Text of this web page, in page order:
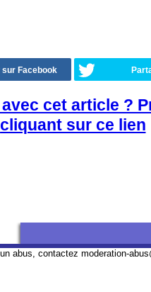
sur Facebook
cet article ?
cliquant sur ce lien
abus, contactez moderation-